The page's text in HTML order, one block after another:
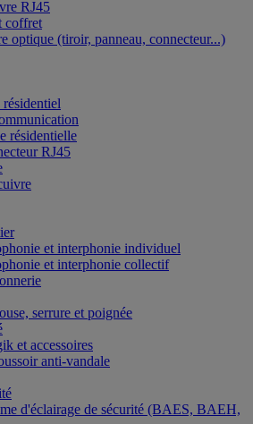
RJ45
coffret
optique (tiroir, panneau, connecteur...)
résidentielle
RJ45
et interphonie individuel
et interphonie collectif
serrure et poignée
et accessoires
anti-vandale
d'éclairage de sécurité (BAES, BAEH,